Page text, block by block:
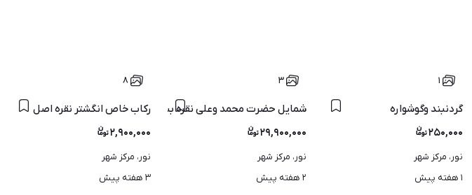
۱
گردنبند وگوشواره
۲۵۰,۰۰۰
نور، مرکز شهر
۱ هفته پیش
۳
شمایل حضرت محمد وعلی نقره بسیار زیبا و چشم نواز
۲۹,۹۰۰,۰۰۰
نور، مرکز شهر
۲ هفته پیش
۸
رکاب خاص انگشتر نقره اصل
۲,۹۰۰,۰۰۰
نور، مرکز شهر
۳ هفته پیش